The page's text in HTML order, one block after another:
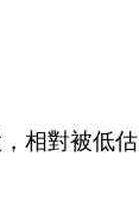
相對被低估